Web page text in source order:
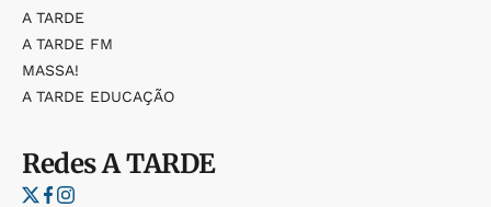
A TARDE
A TARDE FM
MASSA!
A TARDE EDUCAÇÃO
RedesA TARDE